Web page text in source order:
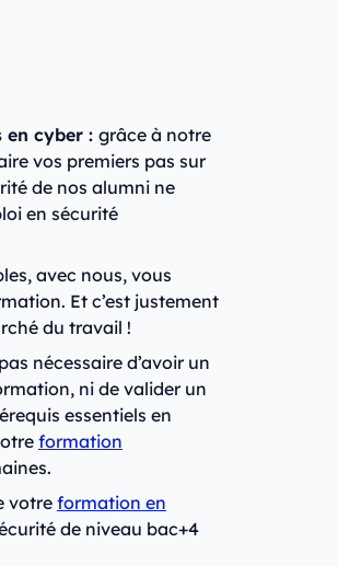
en cyber : grâce à notre
vos premiers pas sur
de nos alumni ne
en sécurité
avec nous, vous
Et c’est justement
du travail !
nécessaire d’avoir un
ni de valider un
essentiels en
formation
votre formation en
de niveau bac+4